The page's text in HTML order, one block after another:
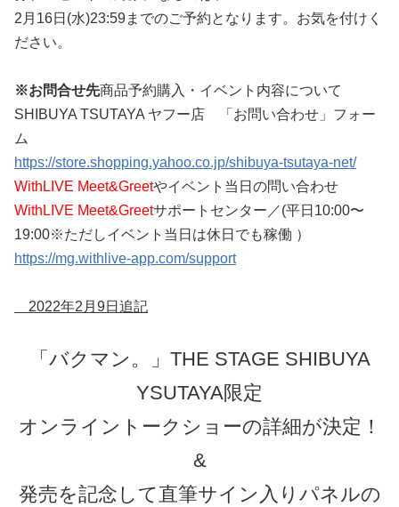
2月16日(水)23:59までのご予約となります。お気を付けく
ださい。
※お問合せ先商品予約購入・イベント内容について
SHIBUYA TSUTAYA ヤフー店 「お問い合わせ」フォー
ム
https://store.shopping.yahoo.co.jp/shibuya-tsutaya-net/
WithLIVE Meet&Greetやイベント当日の問い合わせ
WithLIVE Meet&Greetサポートセンター／(平日10:00〜
19:00※ただしイベント当日は休日でも稼働 ）
https://mg.withlive-app.com/support
2022年2月9日追記
「バクマン。」THE STAGE SHIBUYA
YSUTAYA限定
オンライントークショーの詳細が決定！
&
発売を記念して直筆サイン入りパネルの